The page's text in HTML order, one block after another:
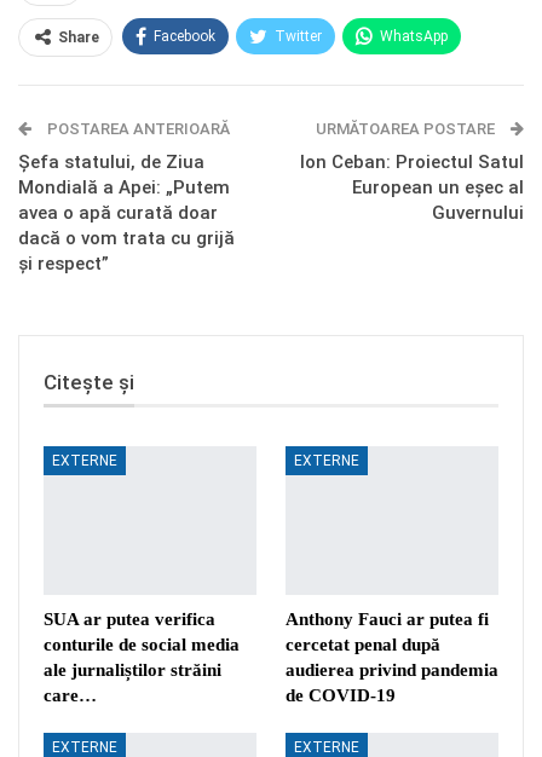
Share Facebook Twitter WhatsApp
Telegram OK.ru
POSTAREA ANTERIOARĂ
Șefa statului, de Ziua
Mondială a Apei: „Putem
avea o apă curată doar
dacă o vom trata cu grijă
și respect”
URMĂTOAREA POSTARE
Ion Ceban: Proiectul Satul
European un eșec al
Guvernului
Citește și
EXTERNE
SUA ar putea verifica
conturile de social media
ale jurnaliștilor străini
care…
EXTERNE
Anthony Fauci ar putea fi
cercetat penal după
audierea privind pandemia
de COVID-19
EXTERNE EXTERNE